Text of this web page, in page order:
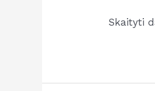
Lietuvos
merginų
Skaityti